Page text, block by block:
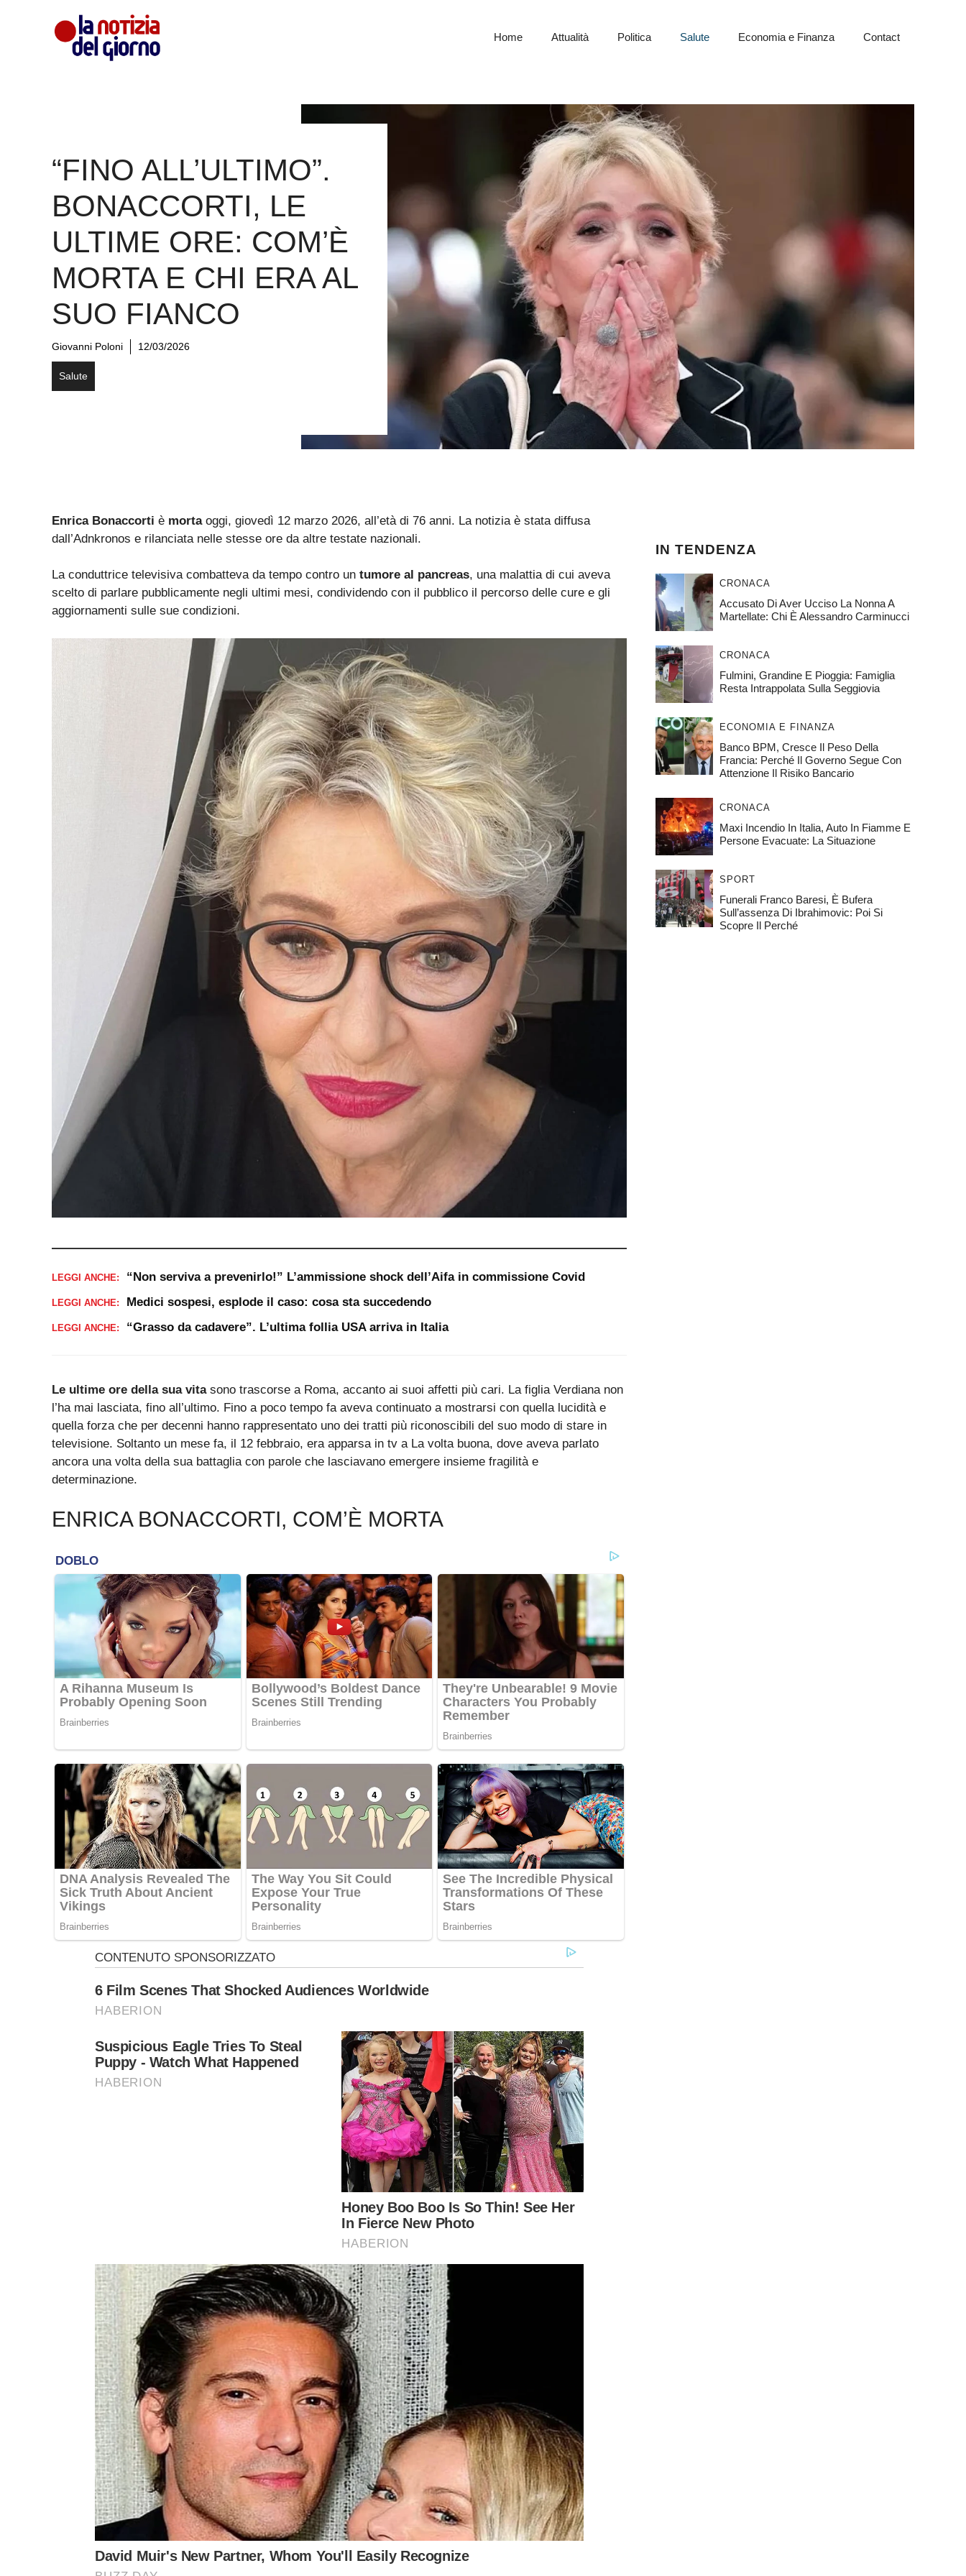
Home Attualità Politica Salute Economia e Finanza Contact
“FINO ALL’ULTIMO”.
BONACCORTI, LE
ULTIME ORE: COM’È
MORTA E CHI ERA AL
SUO FIANCO
Giovanni Poloni 12/03/2026
Salute
Enrica Bonaccorti è mortaoggi, giovedì 12 marzo 2026, all’età di 76 anni. La notizia è stata diffusa
dall’Adnkronos e rilanciata nelle stesse ore da altre testate nazionali.
La conduttrice televisiva combatteva da tempo contro un tumore al pancreas, una malattia di cui aveva
scelto di parlare pubblicamente negli ultimi mesi, condividendo con il pubblico il percorso delle cure e gli
aggiornamenti sulle sue condizioni.
LEGGI ANCHE: “Non serviva a prevenirlo!” L’ammissione shock dell’Aifa in commissione Covid
LEGGI ANCHE: Medici sospesi, esplode il caso: cosa sta succedendo
LEGGI ANCHE: “Grasso da cadavere”. L’ultima follia USA arriva in Italia
Le ultime ore della sua vitasono trascorse a Roma, accanto ai suoi affetti più cari. La figlia Verdiana non
l’ha mai lasciata, fino all’ultimo. Fino a poco tempo fa aveva continuato a mostrarsi con quella lucidità e
quella forza che per decenni hanno rappresentato uno dei tratti più riconoscibili del suo modo di stare in
televisione. Soltanto un mese fa, il 12 febbraio, era apparsa in tv a La volta buona, dove aveva parlato
ancora una volta della sua battaglia con parole che lasciavano emergere insieme fragilità e
determinazione.
ENRICA BONACCORTI, COM’È MORTA
IN TENDENZA
CRONACA
Accusato Di Aver Ucciso La Nonna A
Martellate: Chi È Alessandro Carminucci
CRONACA
Fulmini, Grandine E Pioggia: Famiglia
Resta Intrappolata Sulla Seggiovia
ECONOMIA E FINANZA
Banco BPM, Cresce Il Peso Della
Francia: Perché Il Governo Segue Con
Attenzione Il Risiko Bancario
CRONACA
Maxi Incendio In Italia, Auto In Fiamme E
Persone Evacuate: La Situazione
SPORT
Funerali Franco Baresi, È Bufera
Sull’assenza Di Ibrahimovic: Poi Si
Scopre Il Perché